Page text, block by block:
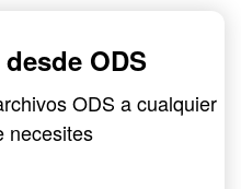
ODS
ODS a cualquier
necesites